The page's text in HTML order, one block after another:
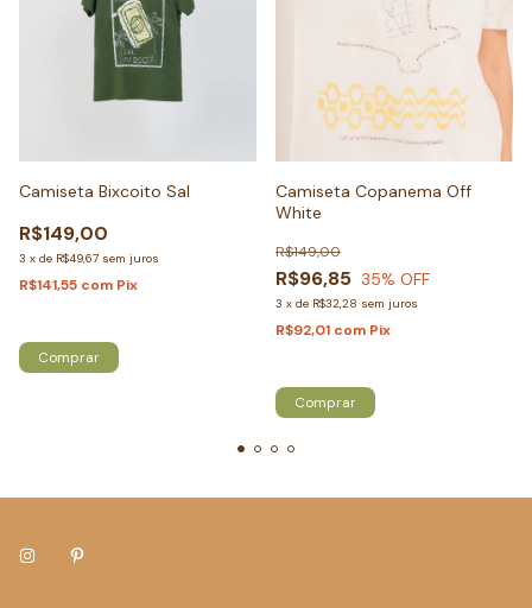
Camiseta Bixcoito Sal
R$149,00
3 x de R$49,67 sem juros
R$141,55 com Pix
Comprar
Camiseta Copanema Off
White
R$96,85
R$149,00
35% OFF
3 x de R$32,28 sem juros
R$92,01 com Pix
Comprar